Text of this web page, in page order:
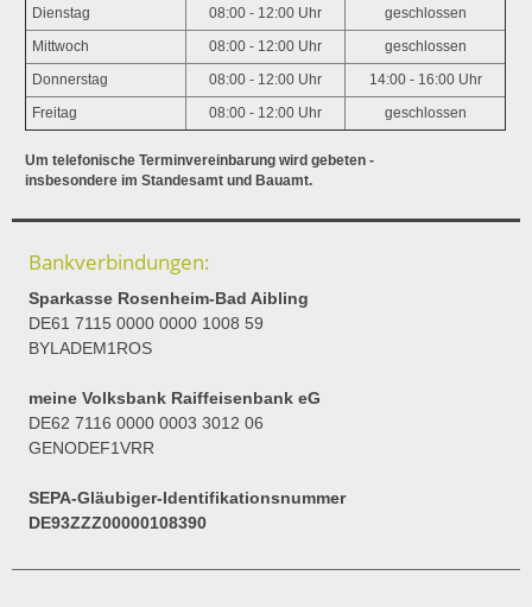
Dienstag 08:00 - 12:00 Uhr geschlossen
Mittwoch 08:00 - 12:00 Uhr geschlossen
Donnerstag 08:00 - 12:00 Uhr 14:00 - 16:00 Uhr
Freitag 08:00 - 12:00 Uhr geschlossen
Um telefonische Terminvereinbarung wird gebeten -
insbesondere im Standesamt und Bauamt.
Bankverbindungen:
Sparkasse Rosenheim-Bad Aibling
DE61 7115 0000 0000 1008 59
BYLADEM1ROS
meine Volksbank Raiffeisenbank eG
DE62 7116 0000 0003 3012 06
GENODEF1VRR
SEPA-Gläubiger-Identifikationsnummer
DE93ZZZ00000108390